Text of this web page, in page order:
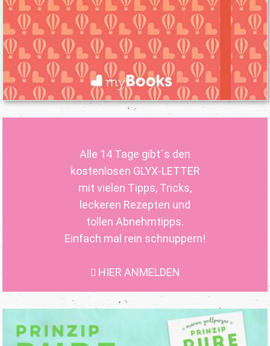
Alle 14 Tage gibt´s den
kostenlosen GLYX-LETTER
mit vielen Tipps, Tricks,
leckeren Rezepten und
tollen Abnehmtipps.
Einfach mal rein schnuppern!
HIER ANMELDEN